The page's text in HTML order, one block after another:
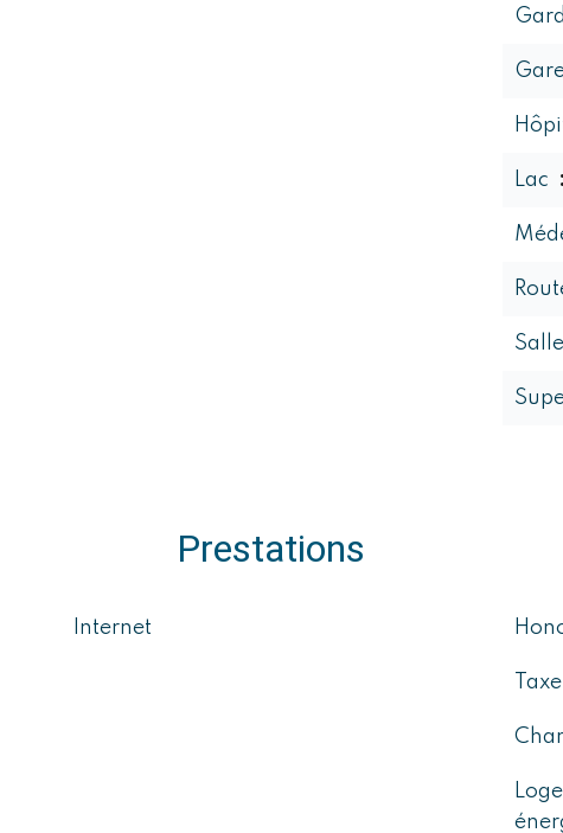
Lac
Prestations
Internet